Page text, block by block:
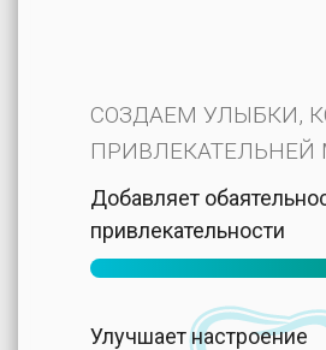
СОЗДАЕМ УЛЫБКИ,
Добавляет
привлекательности
Улучшает настроение